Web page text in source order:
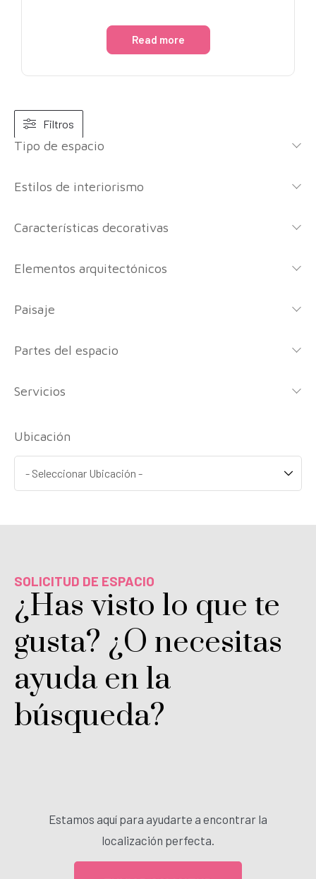
Read more
Filtros
Tipo de espacio
Estilos de interiorismo
Características decorativas
Elementos arquitectónicos
Paisaje
Partes del espacio
Servicios
Ubicación
SOLICITUD DE ESPACIO
¿Has visto lo que te
gusta? ¿O necesitas
ayuda en la
búsqueda?
Estamos aquí para ayudarte a encontrar la
localización perfecta.